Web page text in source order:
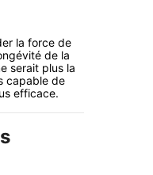
la force de
de la
serait plus la
capable de
efficace.